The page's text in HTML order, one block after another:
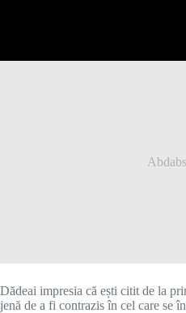
Dădeai impresia că ești citit de la
jenă de a fi contrazis în cel care se